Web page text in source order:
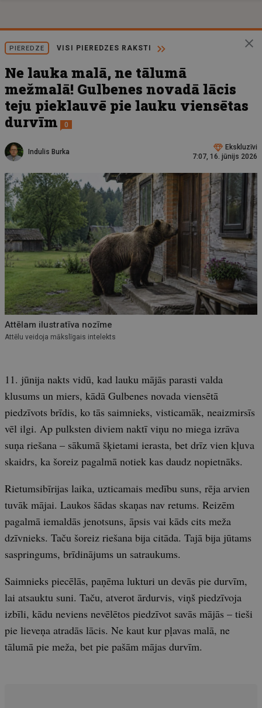
PIEREDZE VISI PIEREDZES RAKSTI
Ne lauka malā, ne tālumā
mežmalā! Gulbenes novadā lācis
teju pieklauvē pie lauku viensētas
durvīm
0
Indulis Burka
Ekskluzīvi
7:07, 16. jūnijs 2026
Attēlam ilustratīva nozīme
Attēlu veidoja mākslīgais intelekts
11. jūnija nakts vidū, kad lauku mājās parasti valda
klusums un miers, kādā Gulbenes novada viensētā
piedzīvots brīdis, ko tās saimnieks, visticamāk, neaizmirsīs
vēl ilgi. Ap pulksten diviem naktī viņu no miega izrāva
suņa riešana – sākumā šķietami ierasta, bet drīz vien kļuva
skaidrs, ka šoreiz pagalmā notiek kas daudz nopietnāks.
Rietumsibīrijas laika, uzticamais medību suns, rēja arvien
tuvāk mājai. Laukos šādas skaņas nav retums. Reizēm
pagalmā iemaldās jenotsuns, āpsis vai kāds cits meža
dzīvnieks. Taču šoreiz riešana bija citāda. Tajā bija jūtams
saspringums, brīdinājums un satraukums.
Saimnieks piecēlās, paņēma lukturi un devās pie durvīm,
lai atsauktu suni. Taču, atverot ārdurvis, viņš piedzīvoja
izbīli, kādu neviens nevēlētos piedzīvot savās mājās – tieši
pie lieveņa atradās lācis. Ne kaut kur pļavas malā, ne
tālumā pie meža, bet pie pašām mājas durvīm.